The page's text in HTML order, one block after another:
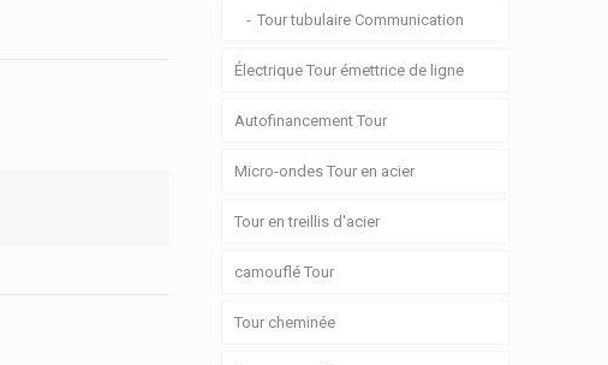
Tour tubulaire Communication
Électrique Tour émettrice de ligne
Autofinancement Tour
Micro-ondes Tour en acier
Tour en treillis d'acier
camouflé Tour
Tour cheminée